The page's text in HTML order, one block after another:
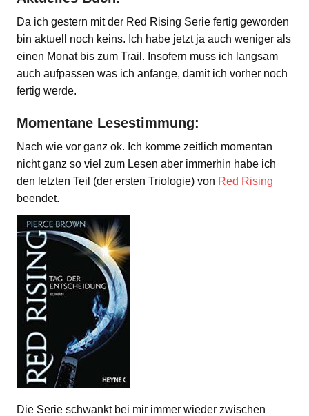
Da ich gestern mit der Red Rising Serie fertig geworden
bin aktuell noch keins. Ich habe jetzt ja auch weniger als
einen Monat bis zum Trail. Insofern muss ich langsam
auch aufpassen was ich anfange, damit ich vorher noch
fertig werde.
Momentane Lesestimmung:
Nach wie vor ganz ok. Ich komme zeitlich momentan
nicht ganz so viel zum Lesen aber immerhin habe ich
den letzten Teil (der ersten Triologie) von Red Rising
beendet.
Die Serie schwankt bei mir immer wieder zwischen